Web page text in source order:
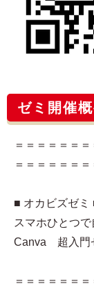
ゼミ開催
＝＝＝＝＝＝
＝＝＝＝＝＝＝
■ オカビズゼミ
スマホひとつで
Canva 超入門
＝＝＝＝＝＝